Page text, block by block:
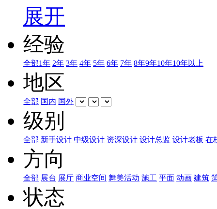
展开
经验
全部1年 2年 3年 4年 5年 6年 7年 8年9年10年10年以上
地区
全部 国内 国外
级别
全部 新手设计 中级设计 资深设计 设计总监 设计老板 在
方向
全部 展台 展厅 商业空间 舞美活动 施工 平面 动画 建筑
状态